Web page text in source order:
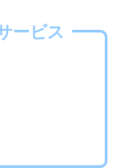
ービス